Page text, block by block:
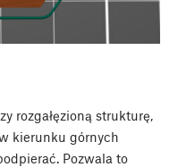
rozgałęzioną strukturę,
kierunku górnych
Pozwala to